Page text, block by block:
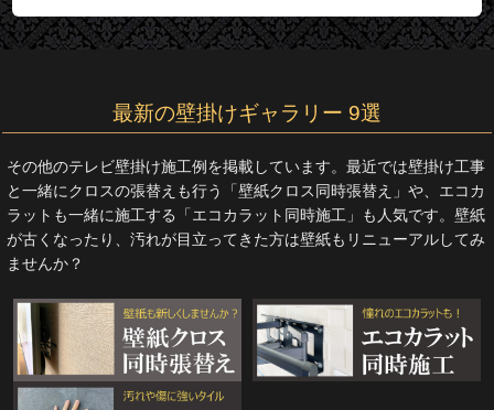
最新の壁掛けギャラリー 9選
その他のテレビ壁掛け施工例を掲載しています。最近では壁掛け工事
と一緒にクロスの張替えも行う「壁紙クロス同時張替え」や、エコカ
ラットも一緒に施工する「エコカラット同時施工」も人気です。壁紙
が古くなったり、汚れが目立ってきた方は壁紙もリニューアルしてみ
ませんか？